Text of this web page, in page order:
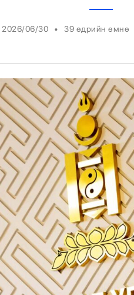
2026/06/30 • 39 өдрийн өмнө